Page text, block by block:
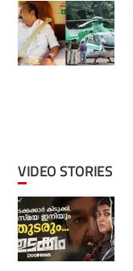
VIDEO STORIES